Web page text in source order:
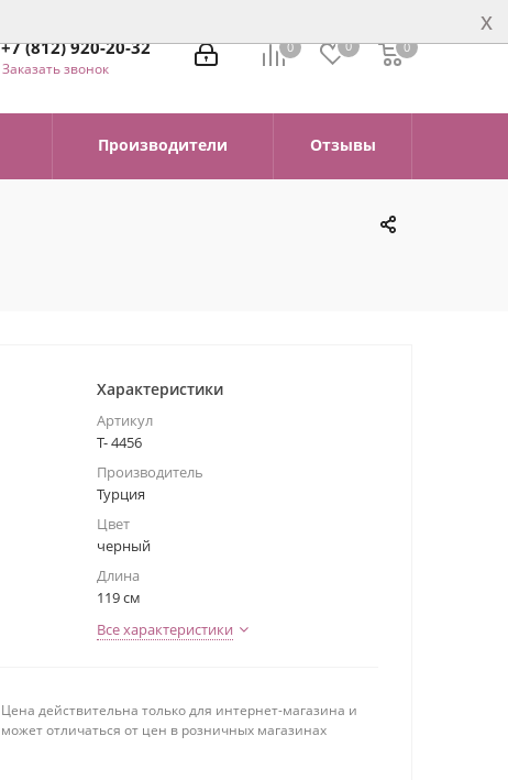
x
0 0 0
0
+7 (812) 920-20-32
Заказать звонок
Производители Отзывы
Характеристики
Артикул
Т- 4456
Производитель
Турция
Цвет
черный
Длина
119 см
Все характеристики
Цена действительна только для интернет-магазина и
может отличаться от цен в розничных магазинах